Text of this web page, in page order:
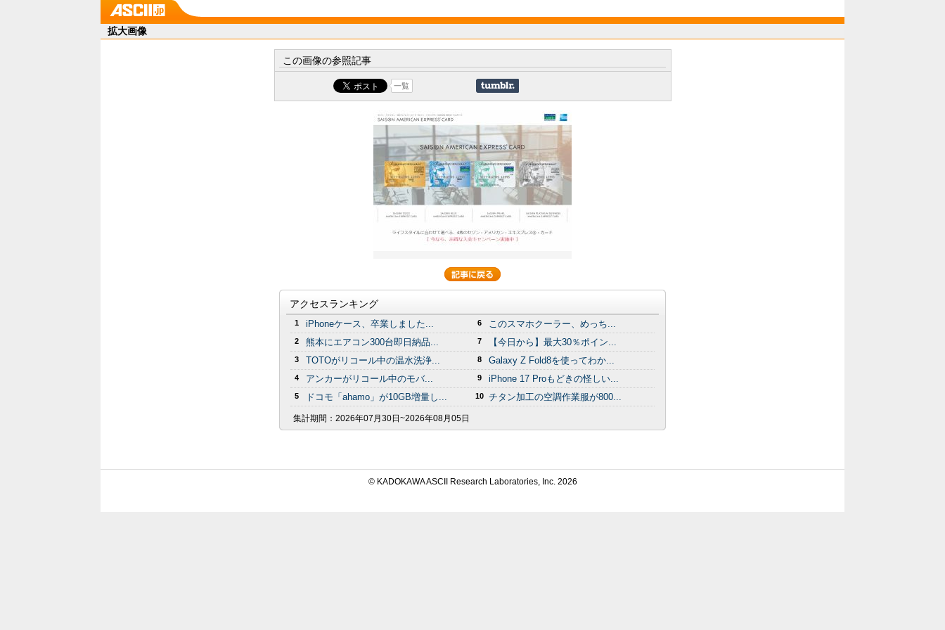
拡大画像
この画像の参照記事
一覧
アクセスランキング
1 iPhoneケース、卒業しました...
2 熊本にエアコン300台即日納品...
3 TOTOがリコール中の温水洗浄...
4 アンカーがリコール中のモバ...
5 ドコモ「ahamo」が10GB増量し...
6 このスマホクーラー、めっち...
7 【今日から】最大30％ポイン...
8 Galaxy Z Fold8を使ってわか...
9 iPhone 17 Proもどきの怪しい...
10 チタン加工の空調作業服が800...
集計期間： 2026年07月30日~2026年08月05日
© KADOKAWA ASCII Research Laboratories, Inc. 2026